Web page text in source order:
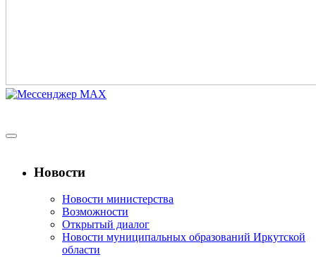
Новости
Новости министерства
Возможности
Открытый диалог
Новости муниципальных образований Иркутской
области